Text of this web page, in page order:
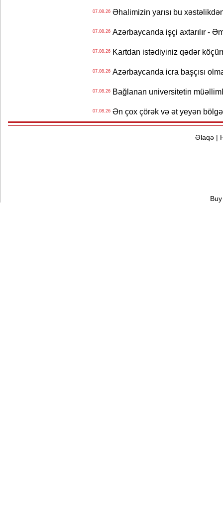
07.08.26Əhalimizin yarısı bu
07.08.26Azərbaycanda işçi axtarılır -
07.08.26Kartdan istədiyiniz qədər
07.08.26Azərbaycanda icra başçısı
07.08.26Bağlanan universitetin
07.08.26Ən çox çörək və ət yeyən
Əlaqə|